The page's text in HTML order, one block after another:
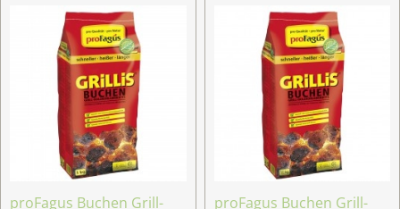
proFagus Buchen Grill-
proFagus Buchen Grill-